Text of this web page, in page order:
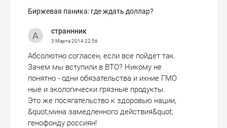
Биржевая паника: где ждать доллар?
страннник
3 Марта 201422:56
Абсолютно согласен, если все пойдет так.
Зачем мы вступили в ВТО? Никому не
понятно - одни обязательства и ихние ГМО
ные и экологически грязные продукты.
Это же посягательство к здоровью нации,
&quot;мина замедленного действия&quot;
генофонду россиян!